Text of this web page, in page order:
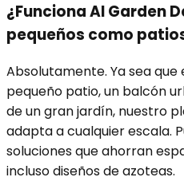
¿Funciona AI Garden
pequeños como
Absolutamente. Ya sea
pequeño patio, un balcón
de un gran jardín, nuestro
adapta a cualquier escala.
soluciones que ahorran
incluso diseños de azoteas.